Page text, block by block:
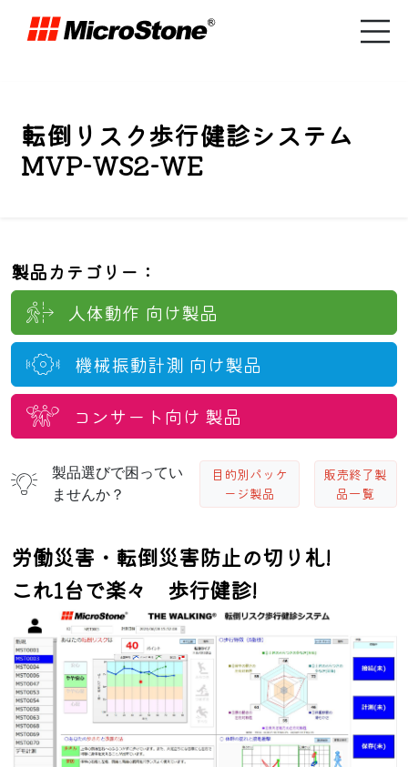
転倒リスク歩行健診システム
MVP-WS2-WE
製品カテゴリー：
人体動作 向け製品
機械振動計測 向け製品
コンサート向け 製品
製品選びで困ってい
ませんか？
目的別パッケ
ージ製品
販売終了製
品一覧
労働災害・転倒災害防止の切り札!
これ1台で楽々 歩行健診!